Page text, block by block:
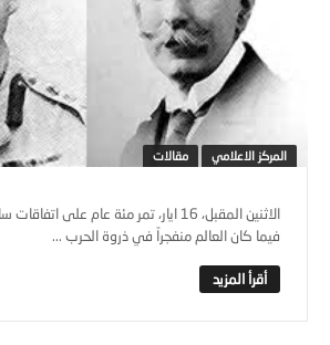
المركز الاعلامي مقالات
فيما كان العالم منفجراً في ذروة الحرب ...